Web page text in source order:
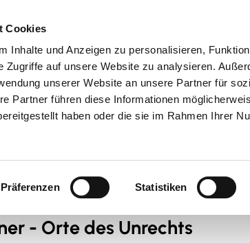
Cookies
Inhalte und Anzeigen zu personalisieren,
Zugriffe auf unsere Website zu analysieren.
unserer Website an unsere Partner für
Partner führen diese Informationen
haben oder die sie im Rahmen Ihrer
Präferenzen Statistiken
Genuss Suche Veranstaltungen
- Orte des Unrechts